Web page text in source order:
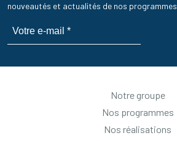
nouveautés et actualités de nos programmes
Notre groupe
Nos programmes
Nos réalisations